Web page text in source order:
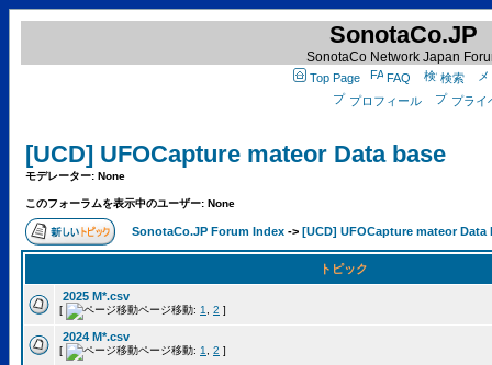
SonotaCo.JP
SonotaCo Network Japan
Top Page FAQ
検索
プロフィール
プライ
[UCD] UFOCapture mateor Data base
モデレーター: None
このフォーラムを表示中のユーザー: None
SonotaCo.JP Forum Index -> [UCD] UFOCapture mateor Data
トピック
2025 M*.csv
[ ページ移動: 1 2 ]
2024 M*.csv
[ ページ移動: 1 2 ]